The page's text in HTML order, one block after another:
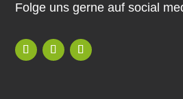
Folge uns gerne auf social